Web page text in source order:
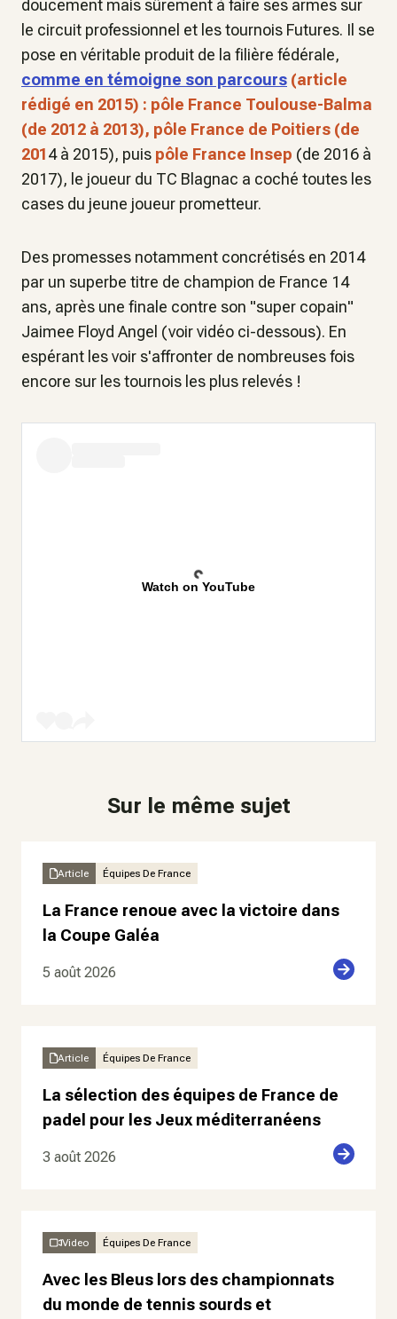
doucement mais sûrement à faire ses armes sur
le circuit professionnel et les tournois Futures. Il se
pose en véritable produit de la filière fédérale,
comme en témoigne son parcours (article
rédigé en 2015) : pôle France Toulouse-Balma
(de 2012 à 2013), pôle France de Poitiers (de
2014 à 2015), puis pôle France Insep (de 2016 à
2017), le joueur du TC Blagnac a coché toutes les
cases du jeune joueur prometteur.
Des promesses notamment concrétisés en 2014
par un superbe titre de champion de France 14
ans, après une finale contre son "super copain"
Jaimee Floyd Angel (voir vidéo ci-dessous). En
espérant les voir s'affronter de nombreuses fois
encore sur les tournois les plus relevés !
Watch on YouTube
Sur le même sujet
Article Équipes De France
La France renoue avec la victoire dans
la Coupe Galéa
5 août 2026
Article Équipes De France
La sélection des équipes de France de
padel pour les Jeux méditerranéens
3 août 2026
Video Équipes De France
Avec les Bleus lors des championnats
du monde de tennis sourds et